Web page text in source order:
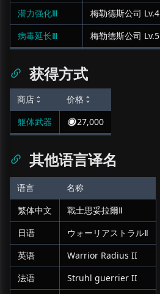
潜力强化Ⅲ
梅勒德斯公司 Lv.4
病毒延长Ⅲ
梅勒德斯公司 Lv.5
获得方式
商店
价格
躯体武器
27,000
其他语言译名
语言
名称
繁体中文
戰士思妥拉爾Ⅱ
日语
ウォーリアストラルⅡ
英语
Warrior Radius II
法语
Struhl guerrier II